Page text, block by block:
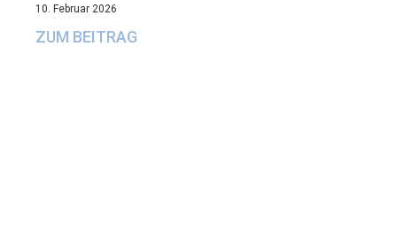
10. Februar 2026
ZUM BEITRAG